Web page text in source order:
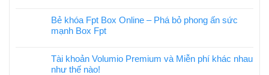
Bẻ khóa Fpt Box Online – Phá bỏ phong ấn sức
mạnh Box Fpt
Tài khoản Volumio Premium và Miễn phí khác nhau
như thế nào!